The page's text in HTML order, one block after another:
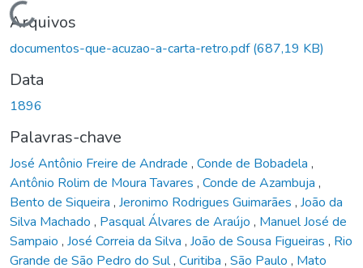
Carregando...
Arquivos
documentos-que-acuzao-a-carta-retro.pdf(687,19 KB)
Data
1896
Palavras-chave
José Antônio Freire de Andrade , Conde de Bobadela ,
Antônio Rolim de Moura Tavares , Conde de Azambuja ,
Bento de Siqueira , Jeronimo Rodrigues Guimarães , João da
Silva Machado , Pasqual Álvares de Araújo , Manuel José de
Sampaio , José Correia da Silva , João de Sousa Figueiras , Rio
Grande de São Pedro do Sul, Curitiba , São Paulo , Mato